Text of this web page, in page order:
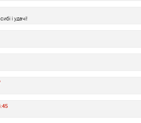
і удачі!